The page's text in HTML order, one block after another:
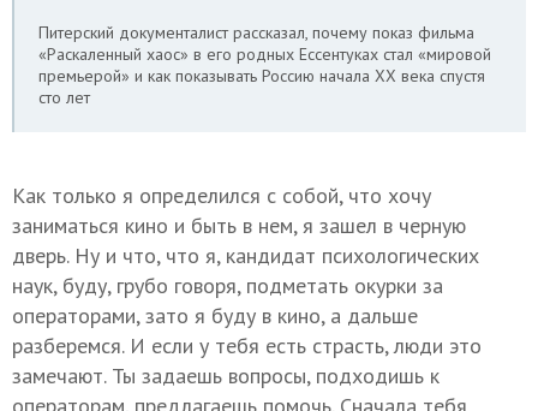
Питерский документалист рассказал, почему показ фильма
«Раскаленный хаос» в его родных Ессентуках стал «мировой
премьерой» и как показывать Россию начала XX века спустя
сто лет
Как только я определился с собой, что хочу
заниматься кино и быть в нем, я зашел в черную
дверь. Ну и что, что я, кандидат психологических
наук, буду, грубо говоря, подметать окурки за
операторами, зато я буду в кино, а дальше
разберемся. И если у тебя есть страсть, люди это
замечают. Ты задаешь вопросы, подходишь к
операторам, предлагаешь помочь. Сначала тебя